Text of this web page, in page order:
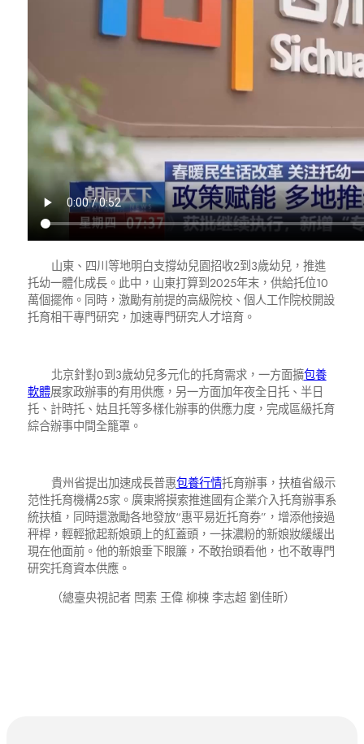
山東、四川等地明白支撐幼兒園招收2到3歲幼兒，推進
托幼一體化成長。此中，山東打算到2025年末，供給托位10
萬個擺佈。同時，激勵有前提的高級院校、個人工作院校開設
托育相干專門研究，加速專門研究人才培育。
北京針對0到3歲幼兒多元化的托育需求，一方面擴包養
軟體展家政辦事的有用供應，另一方面加年夜全日托、半日
托、計時托、姑且托等多樣化辦事的供應力度，完成區級托育
綜合辦事中間全籠罩。
貴州省提出加速成長普惠包養行情托育辦事，扶植省級示
范性托育機構25家。廣東將摸索推進國有企業介入托育辦事系
統扶植，同時還激勵各地發放“惠平易近托育券”，增添他接過
秤桿，輕輕掀起新娘頭上的紅蓋頭，一抹濃粉的新娘妝緩緩出
現在他面前。他的新娘垂下眼簾，不敢抬頭看他，也不敢專門
研究托育資本供應。
（總臺央視記者 閆素 王偉 柳棟 李志超 劉佳昕）